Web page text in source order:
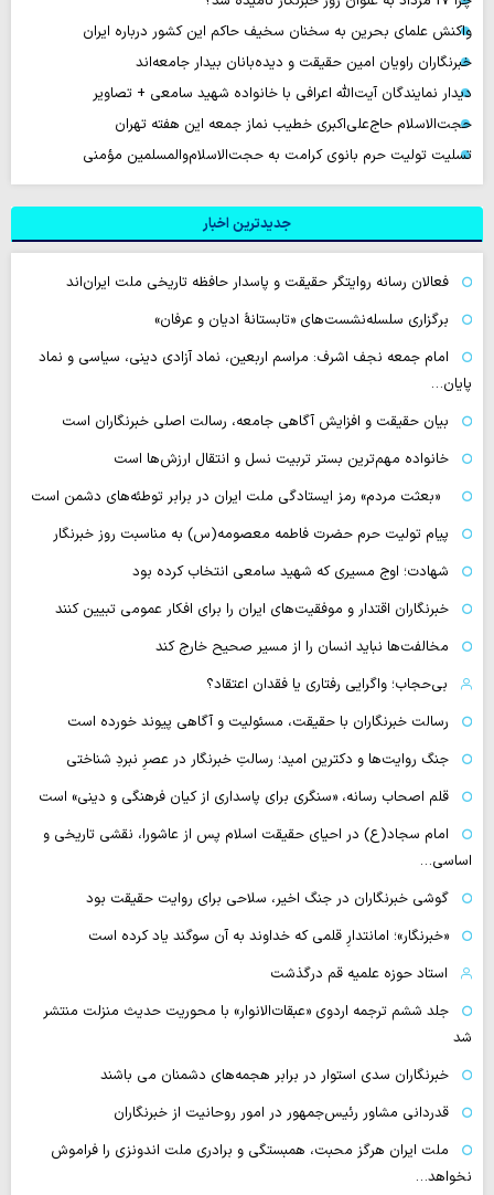
واکنش علمای بحرین به سخنان سخیف حاکم این کشور درباره ایران
خبرنگاران راویان امین حقیقت و دیده‌بانان بیدار جامعه‌اند
دیدار نمایندگان آیت‌الله اعرافی با خانواده شهید سامعی + تصاویر
حجت‌الاسلام حاج‌علی‌اکبری خطیب نماز جمعه این هفته تهران
تسلیت تولیت حرم بانوی کرامت به حجت‌الاسلام‌والمسلمین مؤمنی
جدیدترین اخبار
فعالان رسانه‌ روایتگر حقیقت و پاسدار حافظه تاریخی ملت ایران‌اند
برگزاری سلسله‌نشست‌های «تابستانهٔ ادیان و عرفان»
امام جمعه نجف اشرف: مراسم اربعین، نماد آزادی دینی، سیاسی و نماد
پایان…
بیان حقیقت و افزایش آگاهی جامعه، رسالت اصلی خبرنگاران است
خانواده مهم‌ترین بستر تربیت نسل و انتقال ارزش‌ها است
«بعثت مردم» رمز ایستادگی ملت ایران در برابر توطئه‌های دشمن است
پیام تولیت حرم حضرت فاطمه معصومه(س) به مناسبت روز خبرنگار
شهادت؛ اوج مسیری که شهید سامعی انتخاب کرده بود
خبرنگاران اقتدار و موفقیت‌های ایران را برای افکار عمومی تبیین کنند
مخالفت‌ها نباید انسان را از مسیر صحیح خارج کند
بی‌حجاب؛ واگرایی رفتاری یا فقدان اعتقاد؟
رسالت خبرنگاران با حقیقت، مسئولیت و آگاهی پیوند خورده است
جنگ روایت‌ها و دکترین امید؛ رسالتِ خبرنگار در عصرِ نبردِ شناختی
قلم اصحاب رسانه، «سنگری برای پاسداری از کیان فرهنگی و دینی» است
امام سجاد(ع) در احیای حقیقت اسلام پس از عاشورا، نقشی تاریخی و
اساسی…
گوشی خبرنگاران در جنگ اخیر، سلاحی برای روایت حقیقت بود
«خبرنگار»؛ امانتدارِ قلمی که خداوند به آن سوگند یاد کرده است
استاد حوزه علمیه قم درگذشت
جلد ششم ترجمه اردوی «عبقات‌الانوار» با محوریت حدیث منزلت منتشر
شد
خبرنگاران سدی استوار در برابر هجمه‌های دشمنان می باشند
قدردانی مشاور رئیس‌جمهور در امور روحانیت از خبرنگاران
ملت ایران هرگز محبت، همبستگی و برادری ملت اندونزی را فراموش
نخواهد…